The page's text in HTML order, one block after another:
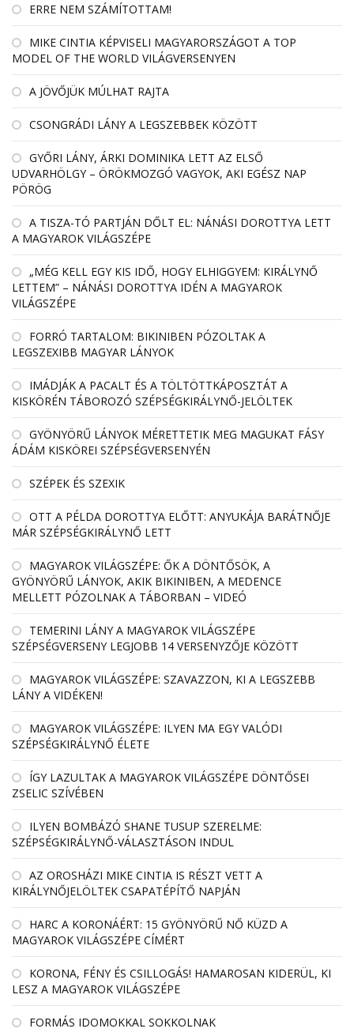
ERRE NEM SZÁMÍTOTTAM!
MIKE CINTIA KÉPVISELI MAGYARORSZÁGOT A TOP
MODEL OF THE WORLD VILÁGVERSENYEN
A JÖVŐJÜK MÚLHAT RAJTA
CSONGRÁDI LÁNY A LEGSZEBBEK KÖZÖTT
GYŐRI LÁNY, ÁRKI DOMINIKA LETT AZ ELSŐ
UDVARHÖLGY – ÖRÖKMOZGÓ VAGYOK, AKI EGÉSZ NAP
PÖRÖG
A TISZA-TÓ PARTJÁN DŐLT EL: NÁNÁSI DOROTTYA LETT
A MAGYAROK VILÁGSZÉPE
„MÉG KELL EGY KIS IDŐ, HOGY ELHIGGYEM: KIRÁLYNŐ
LETTEM” – NÁNÁSI DOROTTYA IDÉN A MAGYAROK
VILÁGSZÉPE
FORRÓ TARTALOM: BIKINIBEN PÓZOLTAK A
LEGSZEXIBB MAGYAR LÁNYOK
IMÁDJÁK A PACALT ÉS A TÖLTÖTTKÁPOSZTÁT A
KISKÖRÉN TÁBOROZÓ SZÉPSÉGKIRÁLYNŐ-JELÖLTEK
GYÖNYÖRŰ LÁNYOK MÉRETTETIK MEG MAGUKAT FÁSY
ÁDÁM KISKÖREI SZÉPSÉGVERSENYÉN
SZÉPEK ÉS SZEXIK
OTT A PÉLDA DOROTTYA ELŐTT: ANYUKÁJA BARÁTNŐJE
MÁR SZÉPSÉGKIRÁLYNŐ LETT
MAGYAROK VILÁGSZÉPE: ŐK A DÖNTŐSÖK, A
GYÖNYÖRŰ LÁNYOK, AKIK BIKINIBEN, A MEDENCE
MELLETT PÓZOLNAK A TÁBORBAN – VIDEÓ
TEMERINI LÁNY A MAGYAROK VILÁGSZÉPE
SZÉPSÉGVERSENY LEGJOBB 14 VERSENYZŐJE KÖZÖTT
MAGYAROK VILÁGSZÉPE: SZAVAZZON, KI A LEGSZEBB
LÁNY A VIDÉKEN!
MAGYAROK VILÁGSZÉPE: ILYEN MA EGY VALÓDI
SZÉPSÉGKIRÁLYNŐ ÉLETE
ÍGY LAZULTAK A MAGYAROK VILÁGSZÉPE DÖNTŐSEI
ZSELIC SZÍVÉBEN
ILYEN BOMBÁZÓ SHANE TUSUP SZERELME:
SZÉPSÉGKIRÁLYNŐ-VÁLASZTÁSON INDUL
AZ OROSHÁZI MIKE CINTIA IS RÉSZT VETT A
KIRÁLYNŐJELÖLTEK CSAPATÉPÍTŐ NAPJÁN
HARC A KORONÁÉRT: 15 GYÖNYÖRŰ NŐ KÜZD A
MAGYAROK VILÁGSZÉPE CÍMÉRT
KORONA, FÉNY ÉS CSILLOGÁS! HAMAROSAN KIDERÜL, KI
LESZ A MAGYAROK VILÁGSZÉPE
FORMÁS IDOMOKKAL SOKKOLNAK